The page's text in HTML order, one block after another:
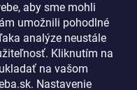
aby sme mohli
umožnili pohodlné
analýze neustále
Kliknutím na
na vašom
Nastavenie